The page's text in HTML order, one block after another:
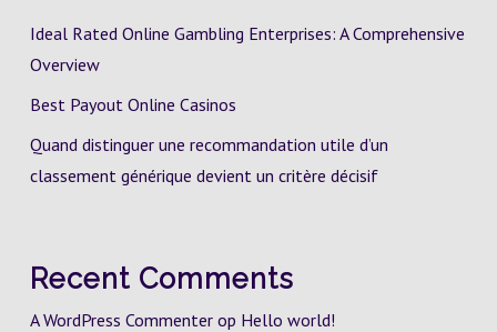
Ideal Rated Online Gambling Enterprises: A Comprehensive
Overview
Best Payout Online Casinos
Quand distinguer une recommandation utile d’un
classement générique devient un critère décisif
Recent Comments
A WordPress Commenterop Hello world!